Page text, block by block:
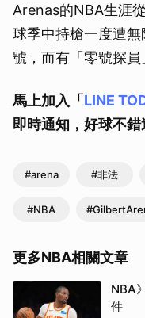
Arenas的NBA生涯
球季中持槍一度遭
號，而有「零號探員
馬上加入「LINE
即時通知，好球不錯
#arena #非法
#NBA
更多NBA相關文章
NBA
件